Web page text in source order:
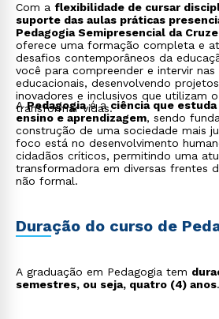
Com a flexibilidade de cursar
suporte das aulas práticas
Pedagogia Semipresencial da
oferece uma formação completa e
desafios contemporâneos da
você para compreender e intervir nas
educacionais, desenvolvendo
inovadores e inclusivos que utilizam
transformar vidas.
APedagogiaé aciência que
ensino e aprendizagem, sendo
construção de uma sociedade mais
foco está no desenvolvimento
cidadãos críticos, permitindo uma
transformadora em diversas frentes
não formal.
Duração do curso de
A graduação em Pedagogia tem
semestres, ou seja, quatro (4) anos.